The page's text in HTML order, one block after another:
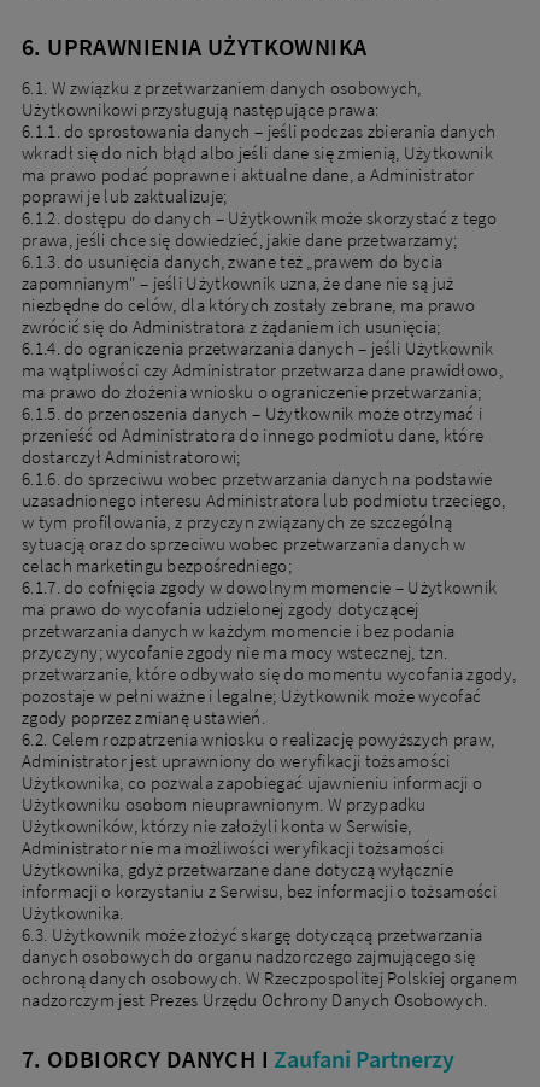
6. UPRAWNIENIA UŻYTKOWNIKA
6.1. W związku z przetwarzaniem danych osobowych,
Użytkownikowi przysługują następujące prawa:
6.1.1. do sprostowania danych – jeśli podczas zbierania danych
wkradł się do nich błąd albo jeśli dane się zmienią, Użytkownik
ma prawo podać poprawne i aktualne dane, a Administrator
poprawi je lub zaktualizuje;
6.1.2. dostępu do danych – Użytkownik może skorzystać z tego
prawa, jeśli chce się dowiedzieć, jakie dane przetwarzamy;
6.1.3. do usunięcia danych, zwane też „prawem do bycia
zapomnianym" – jeśli Użytkownik uzna, że dane nie są już
niezbędne do celów, dla których zostały zebrane, ma prawo
zwrócić się do Administratora z żądaniem ich usunięcia;
6.1.4. do ograniczenia przetwarzania danych – jeśli Użytkownik
ma wątpliwości czy Administrator przetwarza dane prawidłowo,
ma prawo do złożenia wniosku o ograniczenie przetwarzania;
6.1.5. do przenoszenia danych – Użytkownik może otrzymać i
przenieść od Administratora do innego podmiotu dane, które
dostarczył Administratorowi;
6.1.6. do sprzeciwu wobec przetwarzania danych na podstawie
uzasadnionego interesu Administratora lub podmiotu trzeciego,
w tym profilowania, z przyczyn związanych ze szczególną
sytuacją oraz do sprzeciwu wobec przetwarzania danych w
celach marketingu bezpośredniego;
6.1.7. do cofnięcia zgody w dowolnym momencie – Użytkownik
ma prawo do wycofania udzielonej zgody dotyczącej
przetwarzania danych w każdym momencie i bez podania
przyczyny; wycofanie zgody nie ma mocy wstecznej, tzn.
przetwarzanie, które odbywało się do momentu wycofania zgody,
pozostaje w pełni ważne i legalne; Użytkownik może wycofać
zgody poprzez zmianę ustawień.
6.2. Celem rozpatrzenia wniosku o realizację powyższych praw,
Administrator jest uprawniony do weryfikacji tożsamości
Użytkownika, co pozwala zapobiegać ujawnieniu informacji o
Użytkowniku osobom nieuprawnionym. W przypadku
Użytkowników, którzy nie założyli konta w Serwisie,
Administrator nie ma możliwości weryfikacji tożsamości
Użytkownika, gdyż przetwarzane dane dotyczą wyłącznie
informacji o korzystaniu z Serwisu, bez informacji o tożsamości
Użytkownika.
6.3. Użytkownik może złożyć skargę dotyczącą przetwarzania
danych osobowych do organu nadzorczego zajmującego się
ochroną danych osobowych. W Rzeczpospolitej Polskiej organem
nadzorczym jest Prezes Urzędu Ochrony Danych Osobowych.
7. ODBIORCY DANYCH IZaufani Partnerzy